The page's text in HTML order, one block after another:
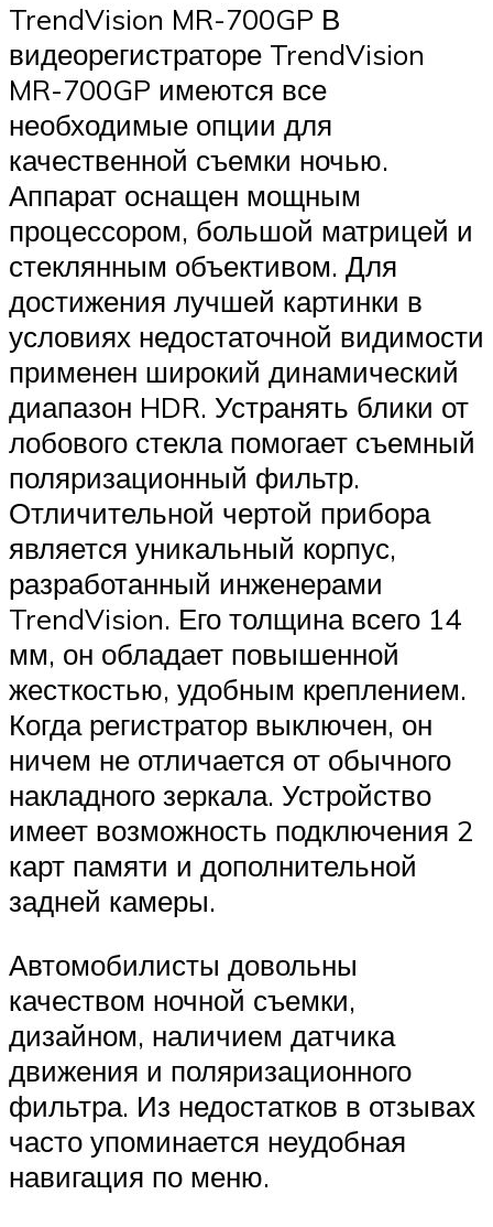
TrendVision MR-700GP В
видеорегистраторе TrendVision
MR-700GP имеются все
необходимые опции для
качественной съемки ночью.
Аппарат оснащен мощным
процессором, большой матрицей и
стеклянным объективом. Для
достижения лучшей картинки в
условиях недостаточной видимости
применен широкий динамический
диапазон HDR. Устранять блики от
лобового стекла помогает съемный
поляризационный фильтр.
Отличительной чертой прибора
является уникальный корпус,
разработанный инженерами
TrendVision. Его толщина всего 14
мм, он обладает повышенной
жесткостью, удобным креплением.
Когда регистратор выключен, он
ничем не отличается от обычного
накладного зеркала. Устройство
имеет возможность подключения 2
карт памяти и дополнительной
задней камеры.
Автомобилисты довольны
качеством ночной съемки,
дизайном, наличием датчика
движения и поляризационного
фильтра. Из недостатков в отзывах
часто упоминается неудобная
навигация по меню.